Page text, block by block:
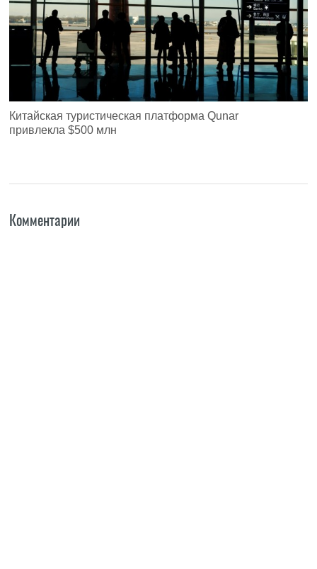
Китайская туристическая платформа Qunar
привлекла $500 млн
Комментарии